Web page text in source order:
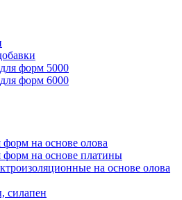
форм 5000
форм 6000
на основе олова
на основе платины
на основе олова
силапен